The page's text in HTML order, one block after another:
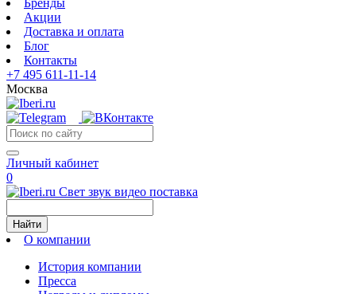
Акции
Доставка и оплата
Блог
Контакты
+7 495 611-11-14
Москва
Личный кабинет
0
Свет звук видео поставка
Найти
О компании
История компании
Пресса